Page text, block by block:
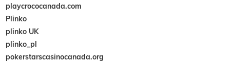
playcrococanada.com
Plinko
plinko UK
plinko_pl
pokerstarscasinocanada.org